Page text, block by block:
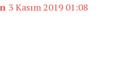
3 Kasım 2019 01:08